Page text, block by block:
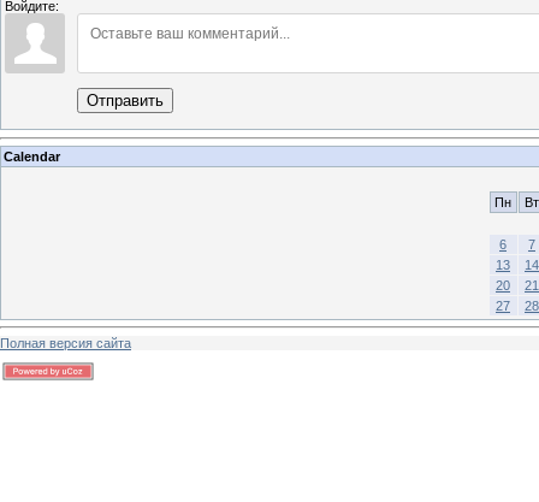
Войдите:
Отправить
Calendar
Пн Вт
6
7
13
14
20
21
27
28
Полная версия сайта